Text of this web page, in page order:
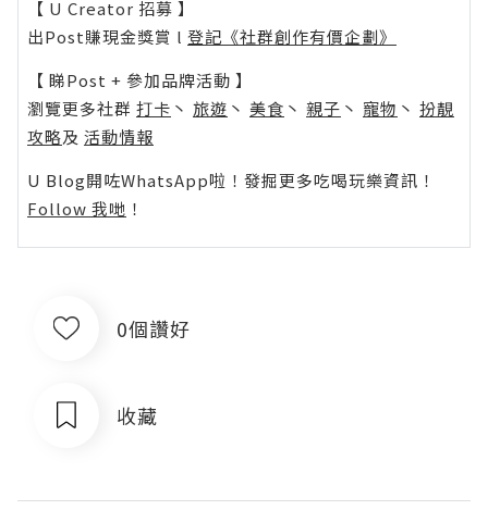
【 U Creator 招募 】
出Post賺現金獎賞 l 登記《社群創作有價企劃》
【 睇Post + 參加品牌活動 】
瀏覽更多社群 打卡 丶 旅遊 丶 美食 丶 親子 丶 寵物 丶 扮靚
攻略及 活動情報
U Blog開咗WhatsApp啦！發掘更多吃喝玩樂資訊！
Follow 我哋 ！
0個讚好
收藏